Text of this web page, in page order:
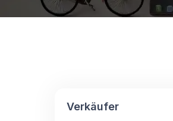
Verkäufer